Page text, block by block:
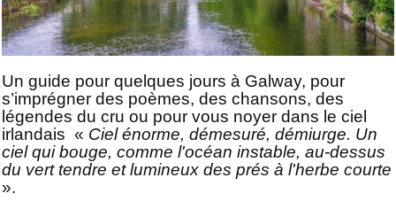
Un guide pour quelques jours à Galway, pour
s’imprégner des poèmes, des chansons, des
légendes du cru ou pour vous noyer dans le ciel
irlandais « Ciel énorme, démesuré, démiurge. Un
ciel qui bouge, comme l'océan instable, au-dessus
du vert tendre et lumineux des prés à l'herbe courte
».